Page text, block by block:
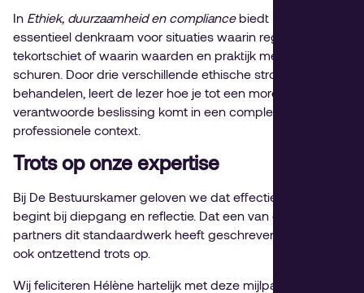
In Ethiek, duurzaamheid en compliancebiedt Hélène een
essentieel denkraam voor situaties waarin regelgeving
tekortschiet of waarin waarden en praktijk met elkaar
schuren. Door drie verschillende ethische stromingen te
behandelen, leert de lezer hoe je tot een moreel
verantwoorde beslissing komt in een complexe
professionele context.
Trots op onze expertise
Bij De Bestuurskamer geloven we dat effectief bestuur
begint bij diepgang en reflectie. Dat een van onze
partners dit standaardwerk heeft geschreven, zijn wij dan
ook ontzettend trots op.
Wij feliciteren Hélène hartelijk met deze mijlpaal.